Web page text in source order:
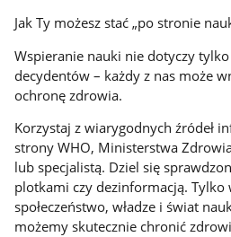
Jak Ty możesz stać „po stronie
Wspieranie nauki nie dotyczy
decydentów – każdy z nas może
ochronę zdrowia.
Korzystaj z wiarygodnych źródeł
strony WHO, Ministerstwa
lub specjalistą. Dziel się
plotkami czy dezinformacją. Tylko
społeczeństwo, władze i świat
możemy skutecznie chronić